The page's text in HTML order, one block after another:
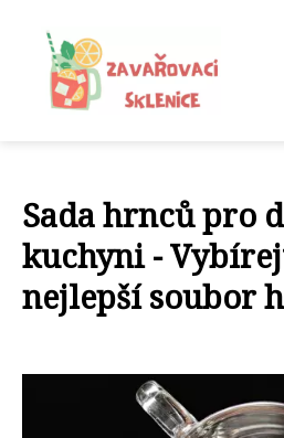
Sada hrnců pro
kuchyni -
nejlepší soubor